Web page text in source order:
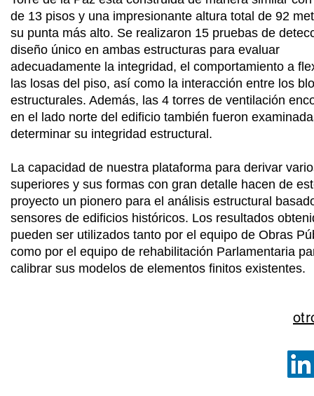
de 13 pisos y una impresionante altura total de 92
su punta más alto. Se realizaron 15 pruebas de
diseño único en ambas estructuras para evaluar
adecuadamente la integridad, el comportamiento a
las losas del piso, así como la interacción entre los
estructurales. Además, las 4 torres de ventilación
en el lado norte del edificio también fueron
determinar su integridad estructural.
La capacidad de nuestra plataforma para derivar
superiores y sus formas con gran detalle hacen de
proyecto un pionero para el análisis estructural
sensores de edificios históricos. Los resultados
pueden ser utilizados tanto por el equipo de Obras
como por el equipo de rehabilitación Parlamentaria
calibrar sus modelos de elementos finitos existentes.